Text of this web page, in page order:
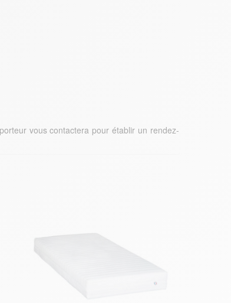
vous contactera pour établir un rendez-